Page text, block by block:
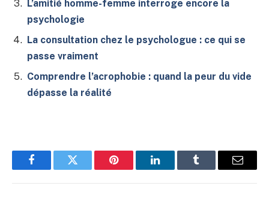
L’amitié homme-femme interroge encore la
psychologie
La consultation chez le psychologue : ce qui se
passe vraiment
Comprendre l’acrophobie : quand la peur du vide
dépasse la réalité
FacebookTwitter Pinterest LinkedInTumblr
E-